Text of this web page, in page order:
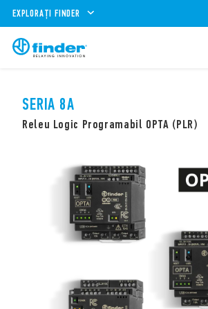
EXPLORAȚI FINDER
SERIA 8A
Releu Logic Programabil OPTA (PLR)